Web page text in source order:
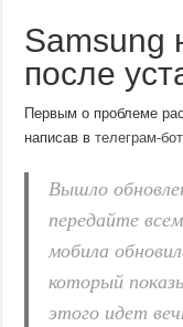
Samsung
после
Первым о проблеме
написав втелеграм-
Вышло
передайте
мобила
который
этого идет